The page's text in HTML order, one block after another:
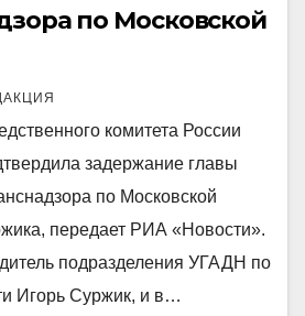
по Московской
комитета России
задержание главы
по Московской
передает РИА «Новости».
подразделения УГАДН по
Игорь Суржик, и в…